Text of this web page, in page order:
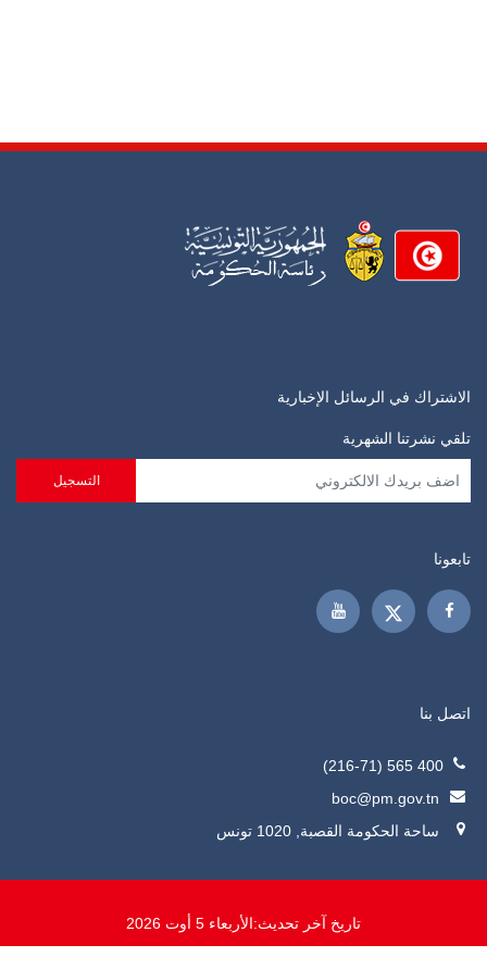
الاشتراك في الرسائل الإخبارية
تلقي نشرتنا الشهرية
تابعونا
اتصل بنا
400 565 (216-71)
boc@pm.gov.tn
ساحة الحكومة القصبة, 1020 تونس
تاريخ آخر تحديث:الأربعاء 5 أوت 2026